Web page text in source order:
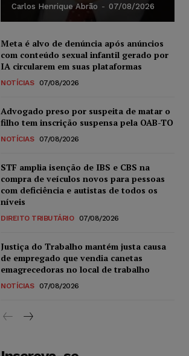
Carlos Henrique Abrão - 07/08/2026
Meta é alvo de denúncia após anúncios
com conteúdo sexual infantil gerado por
IA circularem em suas plataformas
NOTÍCIAS 07/08/2026
Advogado preso por suspeita de matar o
filho tem inscrição suspensa pela OAB-TO
NOTÍCIAS 07/08/2026
STF amplia isenção de IBS e CBS na
compra de veículos novos para pessoas
com deficiência e autistas de todos os
níveis
DIREITO TRIBUTÁRIO 07/08/2026
Justiça do Trabalho mantém justa causa
de empregado que vendia canetas
emagrecedoras no local de trabalho
NOTÍCIAS 07/08/2026